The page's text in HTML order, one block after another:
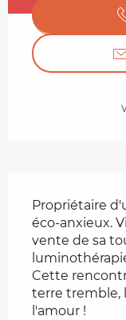
Propriétaire
éco-anxieux.
vente de sa
Cette
terre tremble,
l'amour !